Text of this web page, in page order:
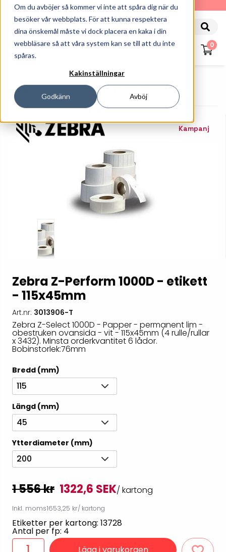
Om du avböjer så kommer vi inte att spåra dig när du
besöker vår webbplats. För att kunna respektera
dina önskemål måste vi dock placera en kaka i din
webbläsare så att våra system kan se till att du inte
spåras.
Kakinställningar
Godkänn Avböj
010-162 61 90
0
Etiketter Och Färgband
Zebra Z-Perform 1000D - Etikett - 115x45mm
Kampanj
Zebra Z-Perform 1000D - etikett
- 115x45mm
Art.nr: 3013906-T
Zebra Z-Select 1000D - Papper - permanent lim -
obestruken ovansida - vit - 115x45mm (4 rulle/rullar
x 3432). Minsta orderkvantitet 6 lådor.
Bobinstorlek:76mm
Bredd (mm)
115
Längd (mm)
45
Ytterdiameter (mm)
200
1 556 kr 1322,6 SEK/ kartong
Inkl. moms1653,25 kr/ kartong
Etiketter per kartong: 13728
Antal per fp: 4
Lägg i varukorgen